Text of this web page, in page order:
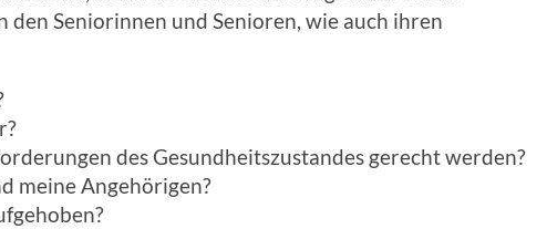
den Seniorinnen und Senioren, wie auch ihren
des Gesundheitszustandes gerecht werden?
meine Angehörigen?